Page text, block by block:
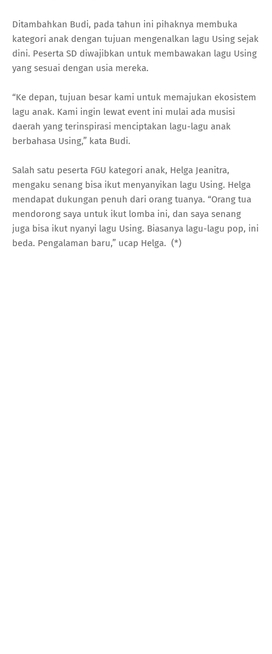
Ditambahkan Budi, pada tahun ini pihaknya membuka
kategori anak dengan tujuan mengenalkan lagu Using sejak
dini. Peserta SD diwajibkan untuk membawakan lagu Using
yang sesuai dengan usia mereka.
“Ke depan, tujuan besar kami untuk memajukan ekosistem
lagu anak. Kami ingin lewat event ini mulai ada musisi
daerah yang terinspirasi menciptakan lagu-lagu anak
berbahasa Using,” kata Budi.
Salah satu peserta FGU kategori anak, Helga Jeanitra,
mengaku senang bisa ikut menyanyikan lagu Using. Helga
mendapat dukungan penuh dari orang tuanya. “Orang tua
mendorong saya untuk ikut lomba ini, dan saya senang
juga bisa ikut nyanyi lagu Using. Biasanya lagu-lagu pop, ini
beda. Pengalaman baru,” ucap Helga. (*)